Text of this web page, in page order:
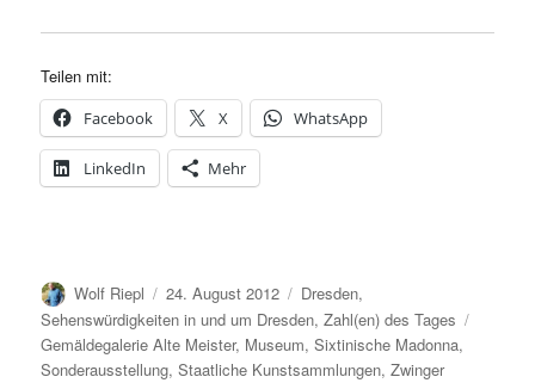
Teilen mit:
Facebook X WhatsApp
LinkedIn Mehr
Autor
Wolf Riepl
Veröffentlicht
am
24. August 2012 Kategorien
Dresden,
Sehenswürdigkeiten in und um Dresden,Zahl(en) des Tages
Gemäldegalerie Alte Meister, Museum,Sixtinische Madonna,
Sonderausstellung,Staatliche Kunstsammlungen,Zwinger